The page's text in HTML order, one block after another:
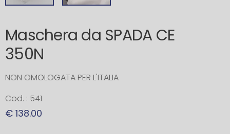
Maschera da SPADA CE
350N
NON OMOLOGATA PER L'ITALIA
Cod. : 541
€ 138.00